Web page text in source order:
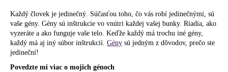
Každý človek je jedinečný. Súčasťou toho, čo vás robí jedinečnými, sú
vaše gény. Gény sú inštrukcie vo vnútri každej vašej bunky. Riadia, ako
vyzeráte a ako funguje vaše telo. Keďže každý má trochu iné gény,
každý má aj iný súbor inštrukcií. Gény sú jedným z dôvodov, prečo ste
jedineční!
Povedzte mi viac o mojich génoch
j
s
ť
?